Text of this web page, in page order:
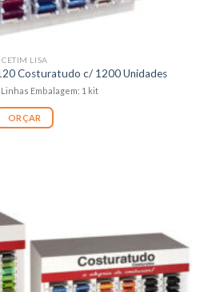
CETIM LISA
Costuratudo c/ 1200 Unidades
Embalagem: 1 kit
ORÇAR